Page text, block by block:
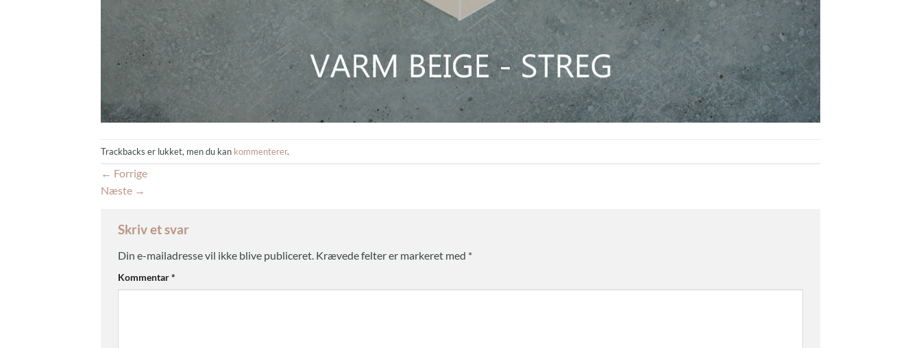
Trackbacks er lukket, men du kan kommenterer.
← Forrige
Næste →
Skriv et svar
Din e-mailadresse vil ikke blive publiceret. Krævede felter er markeret med *
Kommentar*